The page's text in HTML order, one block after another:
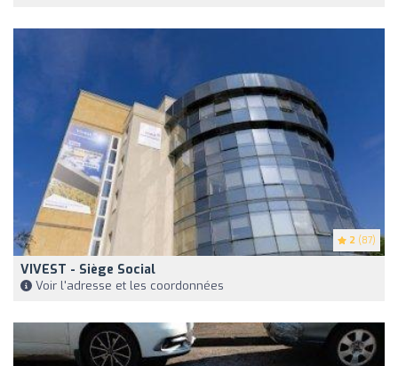
2 (87)
VIVEST - Siège Social
Voir l'adresse et les coordonnées